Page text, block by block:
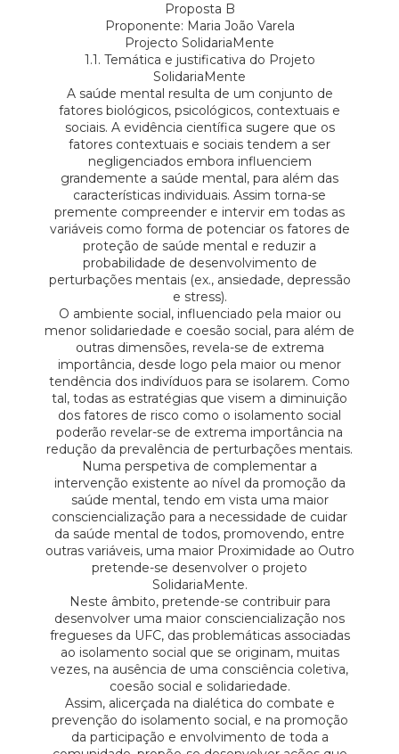
Proposta B
Proponente: Maria João Varela
Projecto SolidariaMente
1.1. Temática e justificativa do Projeto
SolidariaMente
A saúde mental resulta de um conjunto de
fatores biológicos, psicológicos, contextuais e
sociais. A evidência científica sugere que os
fatores contextuais e sociais tendem a ser
negligenciados embora influenciem
grandemente a saúde mental, para além das
características individuais. Assim torna-se
premente compreender e intervir em todas as
variáveis como forma de potenciar os fatores de
proteção de saúde mental e reduzir a
probabilidade de desenvolvimento de
perturbações mentais (ex., ansiedade, depressão
e stress).
O ambiente social, influenciado pela maior ou
menor solidariedade e coesão social, para além de
outras dimensões, revela-se de extrema
importância, desde logo pela maior ou menor
tendência dos indivíduos para se isolarem. Como
tal, todas as estratégias que visem a diminuição
dos fatores de risco como o isolamento social
poderão revelar-se de extrema importância na
redução da prevalência de perturbações mentais.
Numa perspetiva de complementar a
intervenção existente ao nível da promoção da
saúde mental, tendo em vista uma maior
consciencialização para a necessidade de cuidar
da saúde mental de todos, promovendo, entre
outras variáveis, uma maior Proximidade ao Outro
pretende-se desenvolver o projeto
SolidariaMente.
Neste âmbito, pretende-se contribuir para
desenvolver uma maior consciencialização nos
fregueses da UFC, das problemáticas associadas
ao isolamento social que se originam, muitas
vezes, na ausência de uma consciência coletiva,
coesão social e solidariedade.
Assim, alicerçada na dialética do combate e
prevenção do isolamento social, e na promoção
da participação e envolvimento de toda a